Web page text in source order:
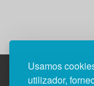
Usamos
utilizador,